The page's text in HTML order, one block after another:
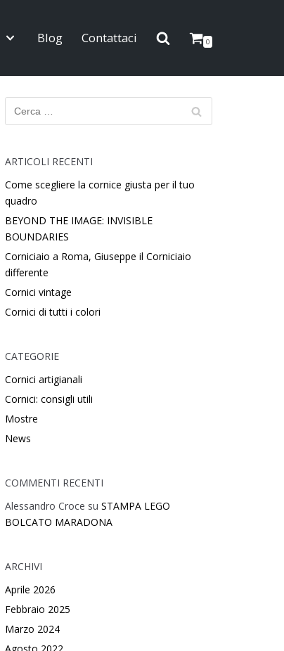
Blog Contattaci 0
ARTICOLI RECENTI
Come scegliere la cornice giusta per il tuo
quadro
BEYOND THE IMAGE: INVISIBLE
BOUNDARIES
Corniciaio a Roma, Giuseppe il Corniciaio
differente
Cornici vintage
Cornici di tutti i colori
CATEGORIE
Cornici artigianali
Cornici: consigli utili
Mostre
News
COMMENTI RECENTI
Alessandro Croce su STAMPA LEGO
BOLCATO MARADONA
ARCHIVI
Aprile 2026
Febbraio 2025
Marzo 2024